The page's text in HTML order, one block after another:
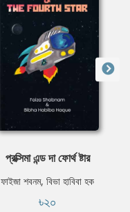
প্রক্সিমা এন্ড দা ফোর্থ ষ্টার
ফাইজা শবনম, বিভা হাবিবা হক
৳২০